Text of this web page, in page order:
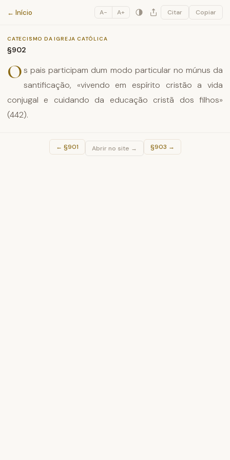
Catecismo da Igreja Católica
← Início A− A+ Citar Copiar
CATECISMO DA IGREJA CATÓLICA
§902
Os pais participam dum modo particular no múnus da
santificação, «vivendo em espírito cristão a vida
conjugal e cuidando da educação cristã dos filhos»
(442).
← §901 Abrir no site → §903 →